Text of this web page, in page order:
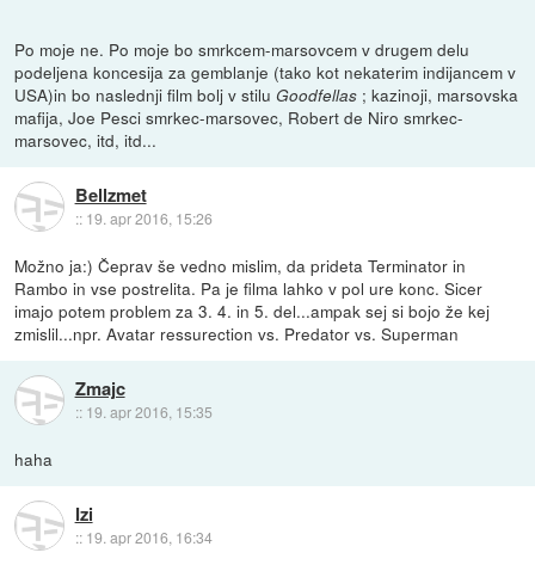
Po moje ne. Po moje bo smrkcem-marsovcem v drugem delu
podeljena koncesija za gemblanje (tako kot nekaterim indijancem v
USA)in bo naslednji film bolj v stiluGoodfellas ; kazinoji, marsovska
mafija, Joe Pesci smrkec-marsovec, Robert de Niro smrkec-
marsovec, itd, itd...
Bellzmet
:: 19. apr 2016, 15:26
Možno ja:) Čeprav še vedno mislim, da prideta Terminator in
Rambo in vse postrelita. Pa je filma lahko v pol ure konc. Sicer
imajo potem problem za 3. 4. in 5. del...ampak sej si bojo že kej
zmislil...npr. Avatar ressurection vs. Predator vs. Superman
Zmajc
:: 19. apr 2016, 15:35
haha
Izi
:: 19. apr 2016, 16:34